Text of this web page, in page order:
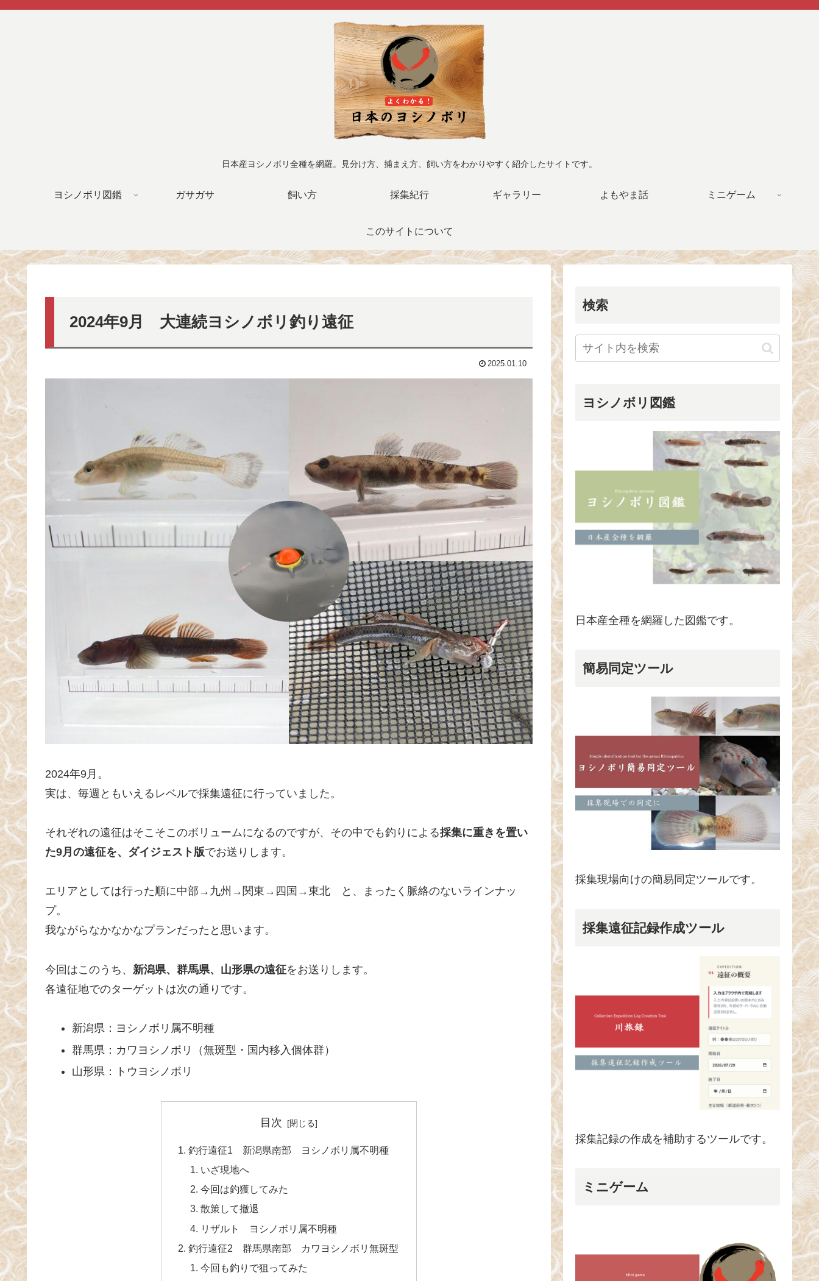
日本産ヨシノボリ全種を網羅。見分け方、捕まえ方、飼い方をわかりやすく紹介したサイトです。
ヨシノボリ図鑑 ガサガサ 飼い方 採集紀行 ギャラリー よもやま話 ミニゲーム
このサイトについて
2024年9月 大連続ヨシノボリ釣り遠征
2025.01.10
2024年9月。
実は、毎週ともいえるレベルで採集遠征に行っていました。
それぞれの遠征はそこそこのボリュームになるのですが、その中でも釣りによる採集に重きを置い
た9月の遠征を、ダイジェスト版でお送りします。
エリアとしては行った順に中部→九州→関東→四国→東北 と、まったく脈絡のないラインナッ
プ。
我ながらなかなかなプランだったと思います。
今回はこのうち、 新潟県、群馬県、山形県の遠征をお送りします。
各遠征地でのターゲットは次の通りです。
新潟県：ヨシノボリ属不明種
群馬県：カワヨシノボリ（無斑型・国内移入個体群）
山形県：トウヨシノボリ
目次
釣行遠征1 新潟県南部 ヨシノボリ属不明種
いざ現地へ
今回は釣獲してみた
散策して撤退
リザルト ヨシノボリ属不明種
釣行遠征2 群馬県南部 カワヨシノボリ無斑型
今回も釣りで狙ってみた
検索
ヨシノボリ図鑑
日本産全種を網羅した図鑑です。
簡易同定ツール
採集現場向けの簡易同定ツールです。
採集遠征記録作成ツール
採集記録の作成を補助するツールです。
ミニゲーム